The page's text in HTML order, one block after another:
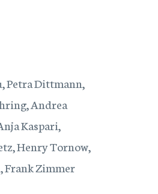
Petra Dittmann,
Andrea
Kaspari,
Henry Tornow,
Frank Zimmer